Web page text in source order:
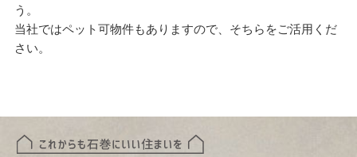
う。
当社ではペット可物件もありますので、そちらをご活用くだ
さい。